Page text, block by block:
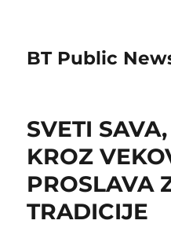
BT Public
SVETI
KROZ
PROSLAVA
TRADICIJE